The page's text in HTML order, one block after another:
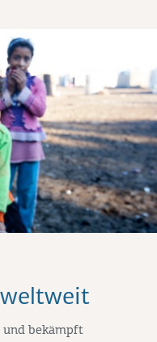
und bekämpft